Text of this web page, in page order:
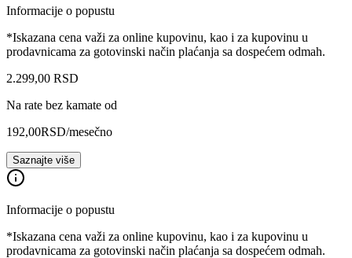
Informacije o popustu
*Iskazana cena važi za online kupovinu, kao i za kupovinu u
prodavnicama za gotovinski način plaćanja sa dospećem odmah.
2.299,00 RSD
Na rate bez kamate od
192,00RSD/mesečno
Saznajte više
Informacije o popustu
*Iskazana cena važi za online kupovinu, kao i za kupovinu u
prodavnicama za gotovinski način plaćanja sa dospećem odmah.